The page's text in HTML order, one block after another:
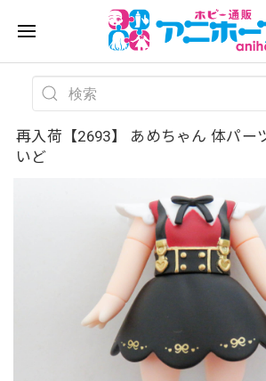
再入荷【2693】 あめちゃん 体パ
いど